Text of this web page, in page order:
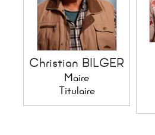
Christian BILGER
Maire
Titulaire